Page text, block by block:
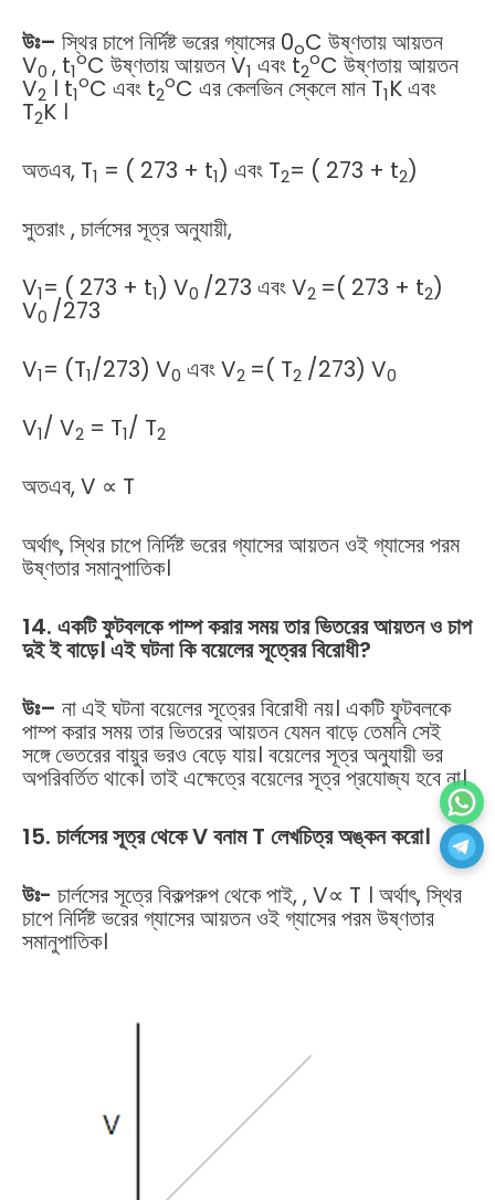
উঃ– স্থির চাপে নির্দিষ্ট ভরের গ্যাসের 0oC উষ্ণতায় আয়তন
V0 , t1
oC উষ্ণতায় আয়তন V1 এবং t2
oC উষ্ণতায় আয়তন
V2 । t1
oC এবং t2
oC এর কেলভিন স্কেলে মান T1K এবং
T2K ।
অতএব, T1 = ( 273 + t1) এবং T2= ( 273 + t2)
সুতরাং , চার্লসের সূত্র অনুযায়ী,
V1= ( 273 + t1) V0 /273 এবং V2 =( 273 + t2)
V0 /273
V1= (T1/273) V0 এবং V2 =( T2 /273) V0
V1/ V2 = T1/ T2
অতএব, V ∝ T
অর্থাৎ, স্থির চাপে নির্দিষ্ট ভরের গ্যাসের আয়তন ওই গ্যাসের পরম
উষ্ণতার সমানুপাতিক।
14. একটি ফুটবলকে পাম্প করার সময় তার ভিতরের আয়তন ও চাপ
দুই ই বাড়ে। এই ঘটনা কি বয়েলের সূত্রের বিরোধী?
উঃ– না এই ঘটনা বয়েলের সূত্রের বিরোধী নয়। একটি ফুটবলকে
পাম্প করার সময় তার ভিতরের আয়তন যেমন বাড়ে তেমনি সেই
সঙ্গে ভেতরের বায়ুর ভরও বেড়ে যায়। বয়েলের সূত্র অনুযায়ী ভর
অপরিবর্তিত থাকে। তাই এক্ষেত্রে বয়েলের সূত্র প্রযোজ্য হবে না।
15. চার্লসের সূত্র থেকে V বনাম T লেখচিত্র অঙ্কন করো।
উঃ- চার্লসের সূত্রে বিকল্পরুপ থেকে পাই, , V∝ T । অর্থাৎ, স্থির
চাপে নির্দিষ্ট ভরের গ্যাসের আয়তন ওই গ্যাসের পরম উষ্ণতার
সমানুপাতিক।